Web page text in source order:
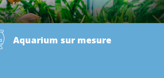
Aquarium sur mesure